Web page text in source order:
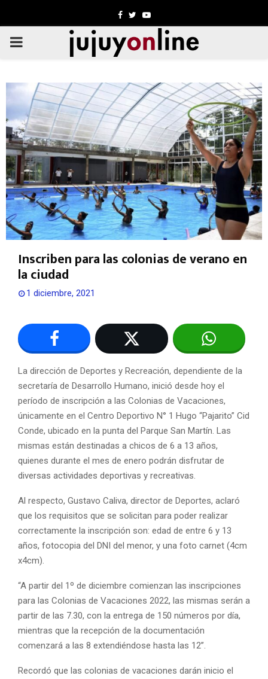
Facebook
TwitterYoutube
PRIMARY
Inscriben para las colonias de verano en
la ciudad
1 diciembre, 2021
La dirección de Deportes y Recreación, dependiente de la
secretaría de Desarrollo Humano, inició desde hoy el
período de inscripción a las Colonias de Vacaciones,
únicamente en el Centro Deportivo N° 1 Hugo “Pajarito” Cid
Conde, ubicado en la punta del Parque San Martín. Las
mismas están destinadas a chicos de 6 a 13 años,
quienes durante el mes de enero podrán disfrutar de
diversas actividades deportivas y recreativas.
Al respecto, Gustavo Caliva, director de Deportes, aclaró
que los requisitos que se solicitan para poder realizar
correctamente la inscripción son: edad de entre 6 y 13
años, fotocopia del DNI del menor, y una foto carnet (4cm
x4cm).
“A partir del 1º de diciembre comienzan las inscripciones
para las Colonias de Vacaciones 2022, las mismas serán a
partir de las 7.30, con la entrega de 150 números por día,
mientras que la recepción de la documentación
comenzará a las 8 extendiéndose hasta las 12”.
Recordó que las colonias de vacaciones darán inicio el